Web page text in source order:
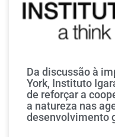
Da discussão à
York, Instituto
de reforçar a
a natureza nas
desenvolvimento